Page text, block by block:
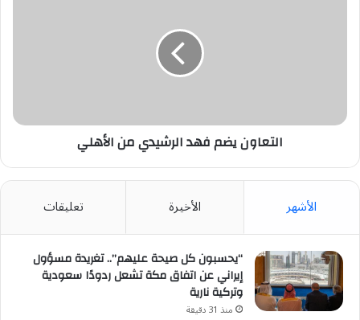
التعاون يضم فهد الرشيدي من الأهلي
الأشهر الأخيرة تعليقات
“يحسبون كل صيحة عليهم”.. تغريدة مسؤول
إيراني عن اتفاق مكة تشعل ردودًا سعودية
وتركية نارية
منذ 31 دقيقة